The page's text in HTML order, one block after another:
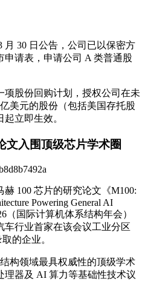
月 30 日公告，公司已以保密方
请表，申请公司 A 类普通股
项股份回购计划，授权公司在未
美元的股份（包括美国存托股
立即生效。
文入围顶级芯片学术圈
100 芯片的研究论文《M100:
Powering General AI
（国际计算机体系结构年会）
行业首家在该会议工业分区
的企业。
构领域最具权威性的顶级学术
理器及 AI 算力等基础性技术议